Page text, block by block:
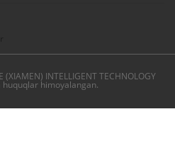
INTELLIGENT TECHNOLOGY
huquqlar himoyalangan.